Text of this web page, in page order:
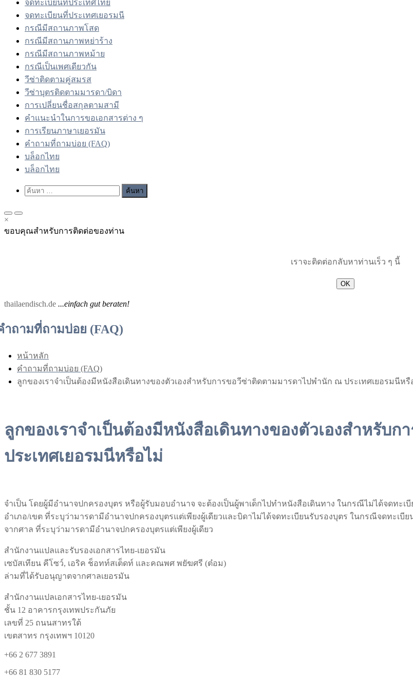
จดทะเบียนที่ประเทศไทย
จดทะเบียนที่ประเทศเยอรมนี
กรณีมีสถานภาพโสด
กรณีมีสถานภาพหย่าร้าง
กรณีมีสถานภาพหม้าย
กรณีเป็นเพศเดียวกัน
วีซ่าติดตามคู่สมรส
วีซ่าบุตรติดตามมารดา/บิดา
การเปลี่ยนชื่อสกุลตามสามี
คำแนะนำในการขอเอกสารต่าง ๆ
การเรียนภาษาเยอรมัน
คำถามที่ถามบ่อย (FAQ)
บล็อกไทย
บล็อกไทย
Show
Search
ค้นหา
Primary
for
Primary
for
×
ขอบคุณสำหรับการติดต่อของท่าน
เราจะติดต่อกลับหาท่านเร็ว ๆ นี้
OK
thailaendisch.de ...einfach gut beraten!
ำถามที่ถามบ่อย (FAQ)
หน้าหลัก
คำถามที่ถามบ่อย (FAQ)
ลูกของเราจำเป็นต้องมีหนังสือเดินทางของตัวเองสำหรับการขอวีซ่าติดตามมารดาไปพำนัก ณ ประเทศเยอรมนีหรื
ลูกของเราจำเป็นต้องมีหนังสือเดินทางของตัวเองสำหรับ
ประเทศเยอรมนีหรือไม่
จำเป็น โดยผู้มีอำนาจปกครองบุตร หรือผู้รับมอบอำนาจ จะต้องเป็นผู้พาเด็กไปทำหนังสือเดินทาง ในกรณีไม่ได้จดทะ
อำเภอ/เขต ที่ระบุว่ามารดามีอำนาจปกครองบุตรแต่เพียงผู้เดียวและบิดาไม่ได้จดทะเบียนรับรองบุตร ในกรณีจดทะเ
จากศาล ที่ระบุว่ามารดามีอำนาจปกครองบุตรแต่เพียงผู้เดียว
สำนักงานแปลและรับรองเอกสารไทย-เยอรมัน
เซบัสเทียน คีโซว์, เอริค ช็อทท์สเต็ดท์ และคณพศ พยัฆศรี (ต๋อม)
ล่ามที่ได้รับอนุญาตจากศาลเยอรมัน
สำนักงานแปลเอกสารไทย-เยอรมัน
ชั้น 12 อาคารกรุงเทพประกันภัย
เลขที่ 25 ถนนสาทรใต้
เขตสาทร กรุงเทพฯ 10120
+66 2 677 3891
+66 81 830 5177